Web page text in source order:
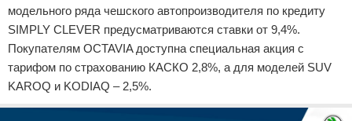
модельного ряда чешского автопроизводителя по кредиту
SIMPLY CLEVER предусматриваются ставки от 9,4%.
Покупателям OCTAVIA доступна специальная акция с
тарифом по страхованию КАСКО 2,8%, а для моделей SUV
KAROQ и KODIAQ – 2,5%.